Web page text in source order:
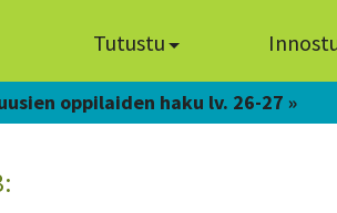
Tutustu
oppilaiden haku lv. 26-27 »